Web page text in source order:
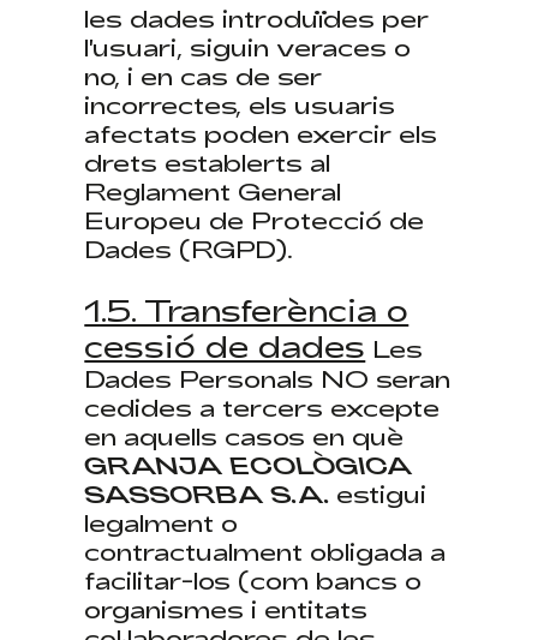
les dades introduïdes per
l'usuari, siguin veraces o
no, i en cas de ser
incorrectes, els usuaris
afectats poden exercir els
drets establerts al
Reglament General
Europeu de Protecció de
Dades (RGPD).
1.5. Transferència o
cessió de dades Les
Dades Personals NO seran
cedides a tercers excepte
en aquells casos en què
GRANJA ECOLÒGICA
SASSORBA S.A. estigui
legalment o
contractualment obligada a
facilitar-los (com bancs o
organismes i entitats